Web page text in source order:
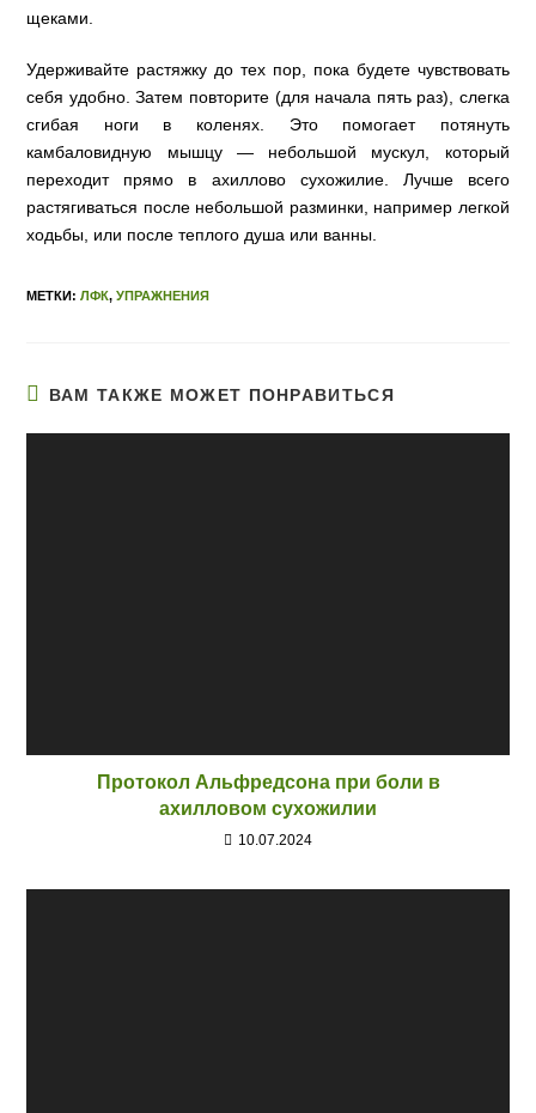
щеками.
Удерживайте растяжку до тех пор, пока будете чувствовать
себя удобно. Затем повторите (для начала пять раз), слегка
сгибая ноги в коленях. Это помогает потянуть
камбаловидную мышцу — небольшой мускул, который
переходит прямо в ахиллово сухожилие. Лучше всего
растягиваться после небольшой разминки, например легкой
ходьбы, или после теплого душа или ванны.
МЕТКИ:ЛФК, УПРАЖНЕНИЯ
ВАМ ТАКЖЕ МОЖЕТ ПОНРАВИТЬСЯ
Протокол Альфредсона при боли в
ахилловом сухожилии
10.07.2024